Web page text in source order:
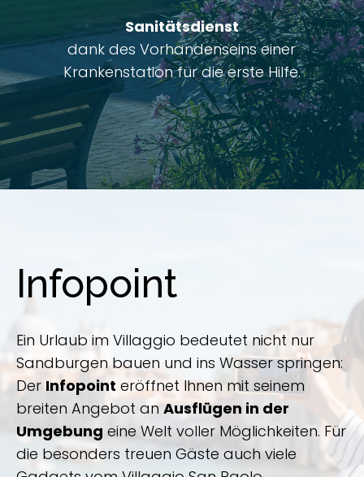
Sanitätsdienst
dank des Vorhandenseins einer
Krankenstation für die erste Hilfe.
Infopoint
Ein Urlaub im Villaggio bedeutet nicht nur
Sandburgen bauen und ins Wasser springen:
Der Infopoint eröffnet Ihnen mit seinem
breiten Angebot anAusflügen in der
Umgebung eine Welt voller Möglichkeiten. Für
die besonders treuen Gäste auch viele